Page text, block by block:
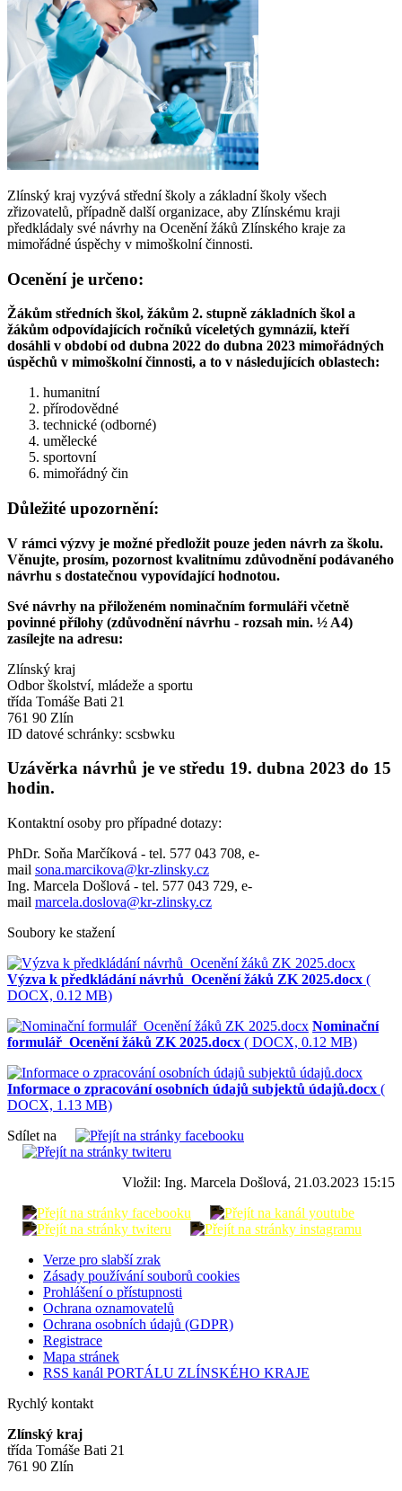
Zlínský kraj vyzývá střední školy a základní školy všech
zřizovatelů, případně další organizace, aby Zlínskému kraji
předkládaly své návrhy na Ocenění žáků Zlínského kraje za
mimořádné úspěchy v mimoškolní činnosti.
Ocenění je určeno:
Žákům středních škol, žákům 2. stupně základních škol a
žákům odpovídajících ročníků víceletých gymnázií, kteří
dosáhli v období od dubna 2022 do dubna 2023 mimořádných
úspěchů v mimoškolní činnosti, a to v následujících oblastech:
humanitní
přírodovědné
technické (odborné)
umělecké
sportovní
mimořádný čin
Důležité upozornění:
V rámci výzvy je možné předložit pouze jeden návrh za školu.
Věnujte, prosím, pozornost kvalitnímu zdůvodnění podávaného
návrhu s dostatečnou vypovídající hodnotou.
Své návrhy na přiloženém nominačním formuláři včetně
povinné přílohy (zdůvodnění návrhu - rozsah min. ½ A4)
zasílejte na adresu:
Zlínský kraj
Odbor školství, mládeže a sportu
třída Tomáše Bati 21
761 90 Zlín
ID datové schránky: scsbwku
Uzávěrka návrhů je ve středu 19. dubna 2023 do 15
hodin.
Kontaktní osoby pro případné dotazy:
PhDr. Soňa Marčíková - tel. 577 043 708, e-
mail sona.marcikova@kr-zlinsky.cz
Ing. Marcela Došlová - tel. 577 043 729, e-
mail marcela.doslova@kr-zlinsky.cz
Soubory ke stažení
Výzva k předkládání návrhů_Ocenění žáků ZK 2025.docx (
DOCX, 0.12 MB)
Nominační
formulář_Ocenění žáků ZK 2025.docx ( DOCX, 0.12 MB)
Informace o zpracování osobních údajů subjektů údajů.docx (
DOCX, 1.13 MB)
Sdílet na
Vložil: Ing. Marcela Došlová, 21.03.2023 15:15
Verze pro slabší zrak
Zásady používání souborů cookies
Prohlášení o přístupnosti
Ochrana oznamovatelů
Ochrana osobních údajů (GDPR)
Registrace
Mapa stránek
RSS kanál PORTÁLU ZLÍNSKÉHO KRAJE
Rychlý kontakt
Zlínský kraj
třída Tomáše Bati 21
761 90 Zlín